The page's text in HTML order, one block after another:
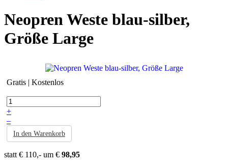
Neopren Weste blau-silber,
Größe Large
Gratis | Kostenlos
+
–
In den Warenkorb
statt € 110,- um € 98,95